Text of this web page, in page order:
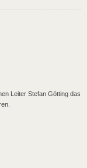
Leiter Stefan Götting das